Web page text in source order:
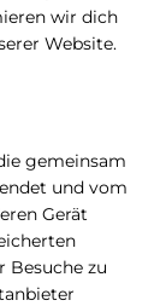
wir dich
Website.
gemeinsam
und vom
Gerät
Besuche zu